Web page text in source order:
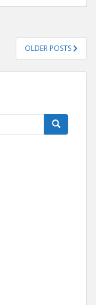
OLDER POSTS